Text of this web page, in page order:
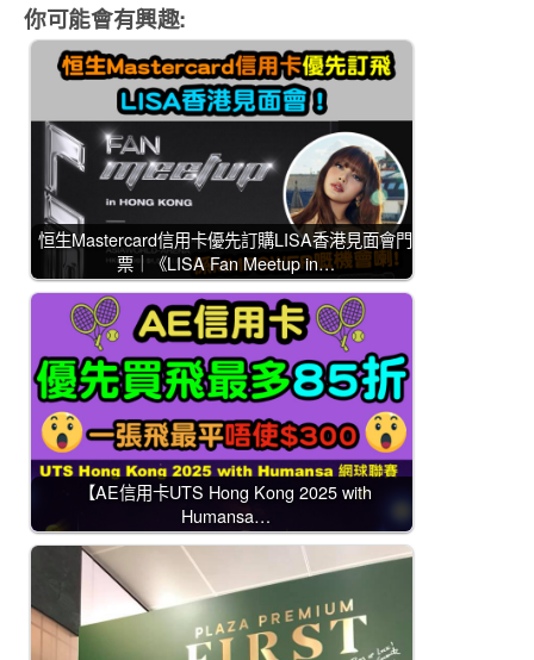
你可能會有興趣:
恒生Mastercard信用卡優先訂購LISA香港見面會門
票｜《LISA Fan Meetup in…
【AE信用卡UTS Hong Kong 2025 with
Humansa…